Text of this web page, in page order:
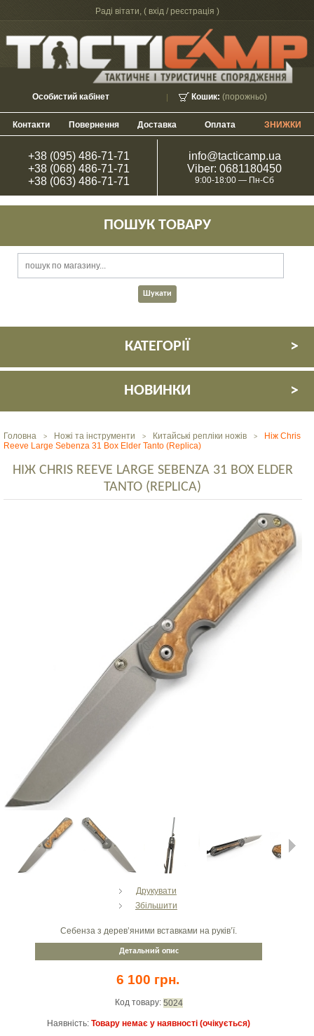
Раді вітати, ( вхід / реєстрація )
Кошик: (порожньо)
Особистий кабінет
Контакти Повернення Доставка Оплата ЗНИЖКИ
+38 (095) 486-71-71
+38 (068) 486-71-71
+38 (063) 486-71-71
info@tacticamp.ua
Viber: 0681180450
9:00-18:00 — Пн-Сб
ПОШУК ТОВАРУ
КАТЕГОРІЇ
НОВИНКИ
Головна > Ножі та інструменти > Китайські репліки ножів >
Ніж Chris
Reeve Large Sebenza 31 Box Elder Tanto (Replica)
НІЖ CHRIS REEVE LARGE SEBENZA 31 BOX ELDER
TANTO (REPLICA)
Друкувати
Збільшити
Себенза з дерев’яними вставками на руків’ї.
Детальний опис
6 100 грн.
Код товару: 5024
Наявність: Товару немає у наявності (очікується)